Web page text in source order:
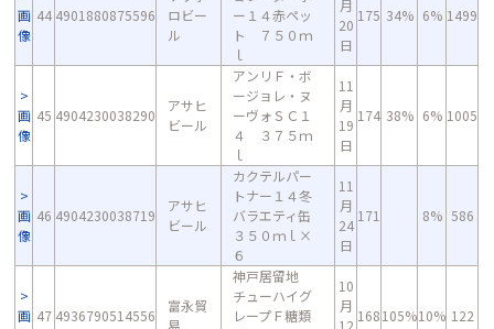
画
像
44 4901880875596
ロビー
ル
ー１４赤ペッ
ト ７５０ｍ
ｌ
月
20
日
175 34% 6% 1499
画
像
45 4904230038290
アサヒ
ビール
アンリＦ・ボ
ージョレ・ヌ
ーヴォＳＣ１
４ ３７５ｍ
ｌ
11
月
19
日
174 38% 6% 1005
画
像
46 4904230038719
アサヒ
ビール
カクテルパー
トナー１４冬
バラエティ缶
３５０ｍｌ×
６
11
月
24
日
171 8% 586
画 47 4936790514556
富永貿
易
神戸居留地
チューハイグ
レープＦ糖類
10
月
12
168105%10% 122